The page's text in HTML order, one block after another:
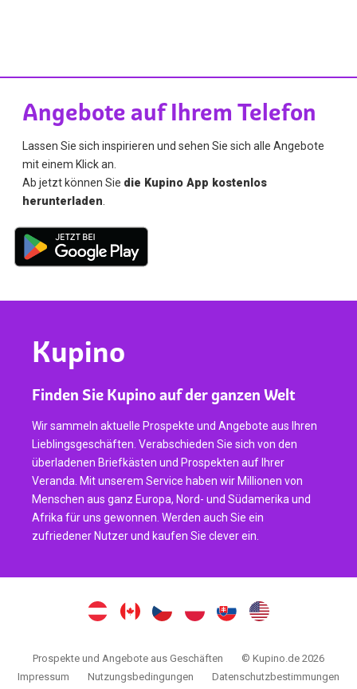
Angebote auf Ihrem Telefon
Lassen Sie sich inspirieren und sehen Sie sich alle Angebote
mit einem Klick an.
Ab jetzt können Sie die Kupino App kostenlos
herunterladen.
Kupino
Finden Sie Kupino auf der ganzen Welt
Wir sammeln aktuelle Prospekte und Angebote aus Ihren
Lieblingsgeschäften. Verabschieden Sie sich von den
überladenen Briefkästen und Prospekten auf Ihrer
Veranda. Mit unserem Service haben wir Millionen von
Menschen aus ganz Europa, Nord- und Südamerika und
Afrika für uns gewonnen. Werden auch Sie ein
zufriedener Nutzer und kaufen Sie clever ein.
Prospekte und Angebote aus Geschäften
© Kupino.de 2026
Impressum
Nutzungsbedingungen Datenschutzbestimmungen